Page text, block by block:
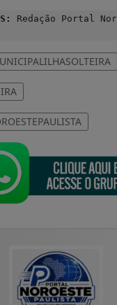
Redação Portal